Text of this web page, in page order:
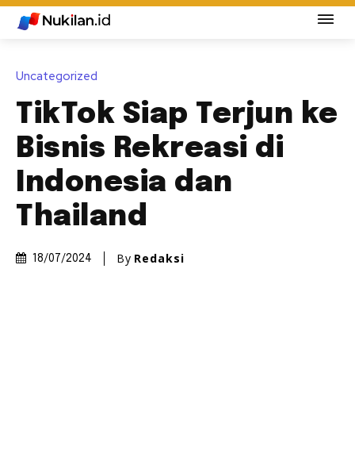
Uncategorized
TikTok Siap Terjun ke
Bisnis Rekreasi di
Indonesia dan
Thailand
18/07/2024 By Redaksi